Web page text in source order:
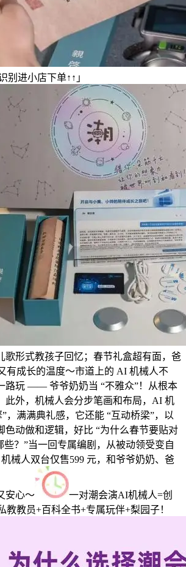
别进小店下单↑↑」
歌形式教孩子回忆；春节礼盒超有面，爸
有成长的温度～市道上的 AI 机械人不
路玩 —— 爷爷奶奶当 “不雅众”！从根本
此外，机械人会分步笔画和布局，AI 机
，满满典礼感，它还能 “互动桥梁”，以
色动做和逻辑，好比 “为什么春节要贴对
些？”当一回专属编剧，从被动领受变自
械人双台仅售599 元，和爷爷奶奶、爸
安心～
一对潮会演AI机械人=创
教教员+百科全书+专属玩伴+梨园子！